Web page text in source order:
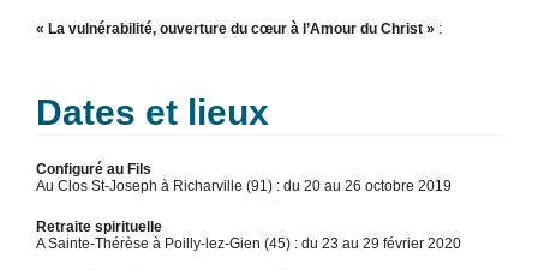
« La vulnérabilité, ouverture du cœur à l’Amour du Christ » :
Dates et lieux
Configuré au Fils
Au Clos St-Joseph à Richarville (91) : du 20 au 26 octobre 2019
Retraite spirituelle
A Sainte-Thérèse à Poilly-lez-Gien (45) : du 23 au 29 février 2020